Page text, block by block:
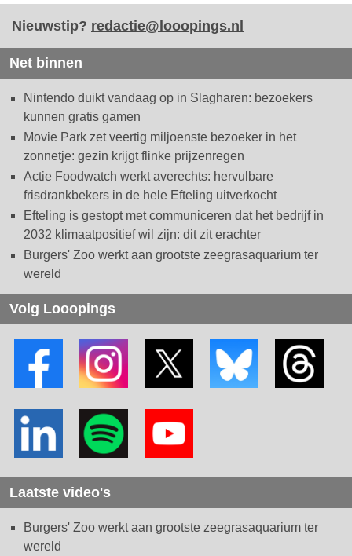
Nieuwstip? redactie@looopings.nl
Net binnen
Nintendo duikt vandaag op in Slagharen: bezoekers
kunnen gratis gamen
Movie Park zet veertig miljoenste bezoeker in het
zonnetje: gezin krijgt flinke prijzenregen
Actie Foodwatch werkt averechts: hervulbare
frisdrankbekers in de hele Efteling uitverkocht
Efteling is gestopt met communiceren dat het bedrijf in
2032 klimaatpositief wil zijn: dit zit erachter
Burgers' Zoo werkt aan grootste zeegrasaquarium ter
wereld
Volg Looopings
Laatste video's
Burgers' Zoo werkt aan grootste zeegrasaquarium ter
wereld